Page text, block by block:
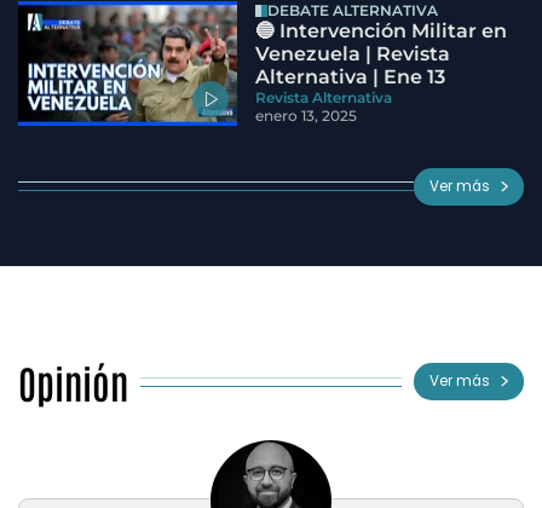
DEBATE ALTERNATIVA
🔵 Intervención Militar en
Venezuela | Revista
Alternativa | Ene 13
Revista Alternativa
enero 13, 2025
Ver más
Opinión Ver más